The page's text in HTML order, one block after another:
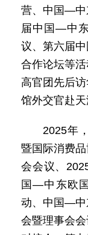
营、中国—中
届中国—中
议、第六届
合作论坛等活
高官团先后
馆外交官赴天
2025年
暨国际消费
会会议、
国—中东欧
动、中国—中
会暨理事会